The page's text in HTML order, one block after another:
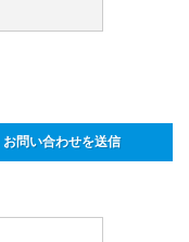
お問い合わせを送信